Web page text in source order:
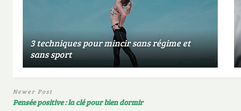
3 techniques pour mincir sans régime et
sans sport
Newer Post
Pensée positive : la clé pour bien dormir